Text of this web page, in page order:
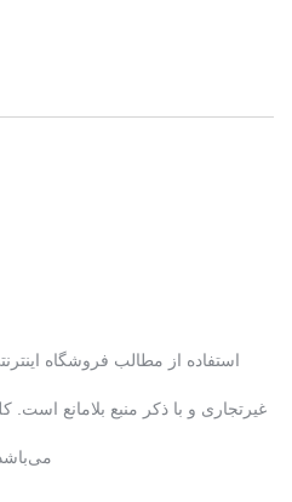
استفاده از مطالب فروشگاه
غیرتجاری و با ذکر منبع بلامانع